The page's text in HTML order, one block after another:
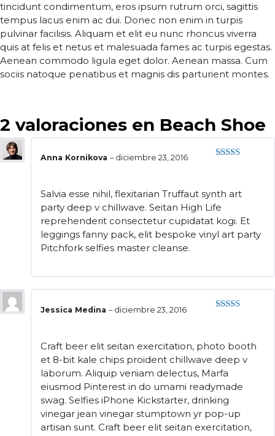
tincidunt condimentum, eros ipsum rutrum orci, sagittis
tempus lacus enim ac dui. Donec non enim in turpis
pulvinar facilisis. Aliquam et elit eu nunc rhoncus viverra
quis at felis et netus et malesuada fames ac turpis egestas.
Aenean commodo ligula eget dolor. Aenean massa. Cum
sociis natoque penatibus et magnis dis parturient montes.
2 valoraciones en Beach Shoe
Anna Kornikova – diciembre 23, 2016
Salvia esse nihil, flexitarian Truffaut synth art
party deep v chillwave. Seitan High Life
reprehenderit consectetur cupidatat kogi. Et
leggings fanny pack, elit bespoke vinyl art party
Pitchfork selfies master cleanse.
Jessica Medina – diciembre 23, 2016
Craft beer elit seitan exercitation, photo booth
et 8-bit kale chips proident chillwave deep v
laborum. Aliquip veniam delectus, Marfa
eiusmod Pinterest in do umami readymade
swag. Selfies iPhone Kickstarter, drinking
vinegar jean vinegar stumptown yr pop-up
artisan sunt. Craft beer elit seitan exercitation,